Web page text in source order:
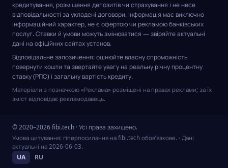
кредитування, розміщення депозитів чи страхування і не несе
відповідальності за укладені договори. Інформація має виключно
інформаційний характер, не є офертою чи рекламою банківських
послуг. Ставки й умови можуть змінюватися — звіряйте актуальні
дані на офіційних сайтах установ.
Відповідальне запозичення: оцінюйте власну спроможність
повернути кошти та звертайте увагу на реальну річну процентну
ставку (РПС) і загальну вартість кредиту.
Матеріали з позначкою «Реклама» розміщені на правах реклами; за їх
зміст відповідає рекламодавець.
© 2020–2026 fibi.tech · Усі права захищено.
Умова цитування: гіперпосилання на fibi.tech обов’язкове. · Дані
актуальні на 2026-06-03.
UA RU